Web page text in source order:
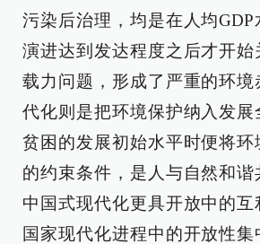
污染后治理，均是在人均
演进达到发达程度之后才开始
载力问题，形成了严重的环
代化则是把环境保护纳入发
贫困的发展初始水平时便将
的约束条件，是人与自然和谐
中国式现代化更具开放中的
国家现代化进程中的开放性